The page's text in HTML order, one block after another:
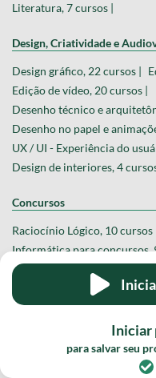
Iniciar
para salvar seu
Literatura, 7 cursos |
Design, Criatividade e
Design gráfico, 22 cursos |
Edição de vídeo, 20 cursos |
Desenho técnico e
Desenho no papel e
UX / UI - Experiência do
Design de interiores, 4 cursos
Concursos
Raciocínio Lógico, 10 cursos |
Informática para concursos,
Polícia Militar e Guarda
Caixa econômica, 12 cursos |
Polícia Civil, 14 cursos |
Poder Judiciário ( TJ, TRT,
Forças Armadas, 10 cursos |
Banco do Brasil, 8 cursos |